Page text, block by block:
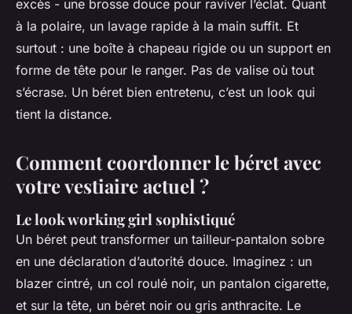
excès - une brosse douce pour raviver l’éclat. Quant
à la polaire, un lavage rapide à la main suffit. Et
surtout : une boîte à chapeau rigide ou un support en
forme de tête pour le ranger. Pas de valise où tout
s’écrase. Un béret bien entretenu, c’est un look qui
tient la distance.
Comment coordonner le béret avec
votre vestiaire actuel ?
Le look working girl sophistiqué
Un béret peut transformer un tailleur-pantalon sobre
en une déclaration d’autorité douce. Imaginez : un
blazer cintré, un col roulé noir, un pantalon cigarette,
et sur la tête, un béret noir ou gris anthracite. Le